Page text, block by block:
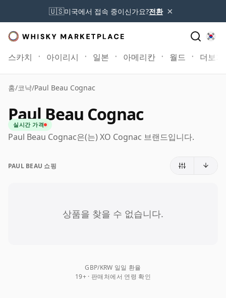
🇺🇸미국에서 접속 중이신가요?전환 ×
스카치 아이리시 일본 아메리칸 월드 더보기
홈/코냑/Paul Beau Cognac
Paul Beau Cognac
실시간 가격
Paul Beau Cognac은(는) XO Cognac 브랜드입니다.
PAUL BEAU 쇼핑
상품을 찾을 수 없습니다.
GBP/KRW 일일 환율
19+ · 판매처에서 연령 확인